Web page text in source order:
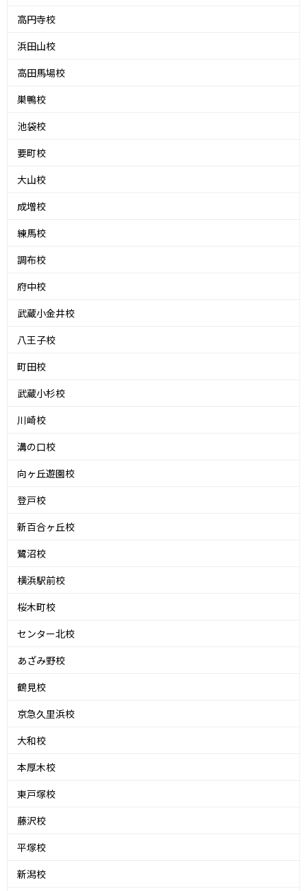
高円寺校
浜田山校
高田馬場校
巣鴨校
池袋校
要町校
大山校
成増校
練馬校
調布校
府中校
武蔵小金井校
八王子校
町田校
武蔵小杉校
川崎校
溝の口校
向ヶ丘遊園校
登戸校
新百合ヶ丘校
鷺沼校
横浜駅前校
桜木町校
センター北校
あざみ野校
鶴見校
京急久里浜校
大和校
本厚木校
東戸塚校
藤沢校
平塚校
新潟校